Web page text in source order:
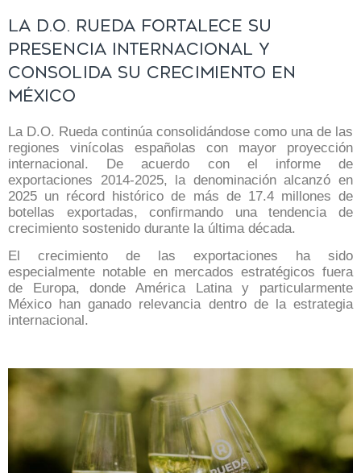
La D.O. Rueda fortalece su
presencia internacional y
consolida su crecimiento en
México
La D.O. Rueda continúa consolidándose como una de las
regiones vinícolas españolas con mayor proyección
internacional. De acuerdo con el informe de
exportaciones 2014-2025, la denominación alcanzó en
2025 un récord histórico de más de 17.4 millones de
botellas exportadas, confirmando una tendencia de
crecimiento sostenido durante la última década.
El crecimiento de las exportaciones ha sido
especialmente notable en mercados estratégicos fuera
de Europa, donde América Latina y particularmente
México han ganado relevancia dentro de la estrategia
internacional.